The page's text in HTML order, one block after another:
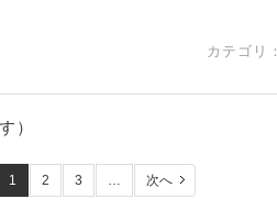
カテゴリ：
）
1 2 3 … 次へ